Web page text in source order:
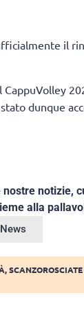
il
CappuVolley
dunque
notizie,
alla
,SCANZOROSCIATE